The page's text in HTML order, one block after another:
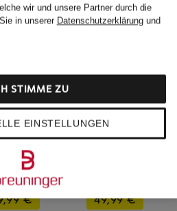
MADEIRA
€ 49,99 €
wir und unsere Partner durch die
in unserer Datenschutzerklärungund
EINSTELLUNGEN
STIMME ZU